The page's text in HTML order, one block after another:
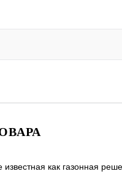
как газонная